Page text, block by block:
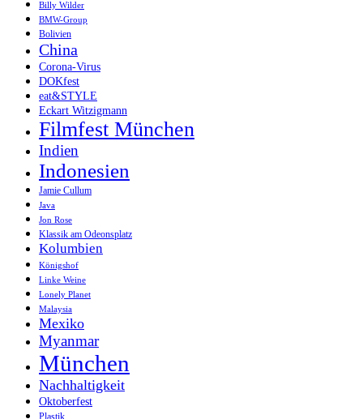
Billy Wilder
BMW-Group
Bolivien
China
Corona-Virus
DOKfest
eat&STYLE
Eckart Witzigmann
Filmfest München
Indien
Indonesien
Jamie Cullum
Java
Jon Rose
Klassik am Odeonsplatz
Kolumbien
Königshof
Linke Weine
Lonely Planet
Malaysia
Mexiko
Myanmar
München
Nachhaltigkeit
Oktoberfest